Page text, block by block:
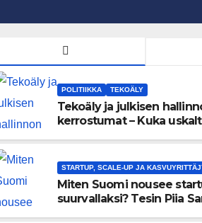
POLITIIKKA TEKOÄLY
Tekoäly ja julkisen
kerrostumat – Kuka
STARTUP, SCALE-UP JA
Miten Suomi nousee
suurvallaksi? Tesin Piia